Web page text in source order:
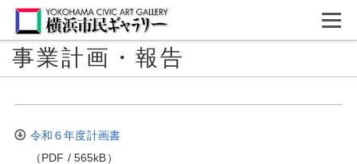
事業計画・報告
令和６年度計画書
（PDF / 565kB）